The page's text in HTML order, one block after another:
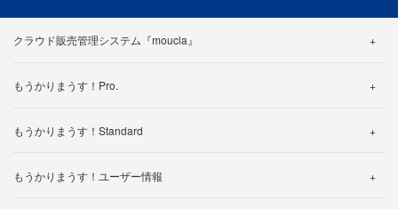
クラウド販売管理システム『moucla』
カスタマイズ事例
製品カタログ
もうかりまうす！Pro.
仕様一覧
もうかりまうす！Standard
もうかりまうす！ユーザー情報